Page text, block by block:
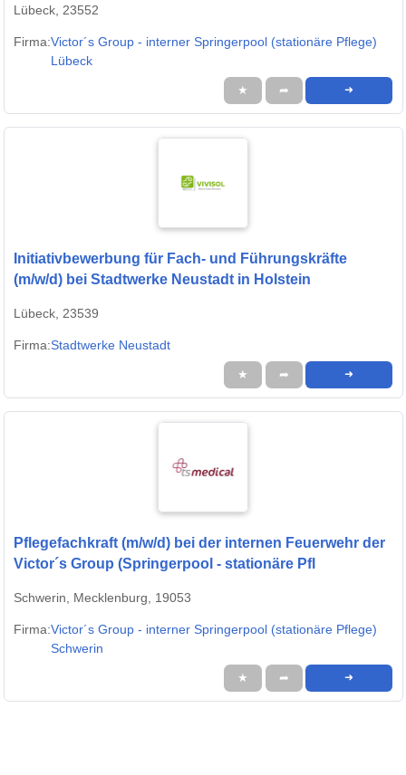
Lübeck, 23552
Firma:Victor´s Group - interner Springerpool (stationäre Pflege)
Lübeck
★ ➦ ➜
Initiativbewerbung für Fach- und Führungskräfte
(m/w/d) bei Stadtwerke Neustadt in Holstein
Lübeck, 23539
Firma:Stadtwerke Neustadt
★ ➦ ➜
Pflegefachkraft (m/w/d) bei der internen Feuerwehr der
Victor´s Group (Springerpool - stationäre Pfl
Schwerin, Mecklenburg, 19053
Firma:Victor´s Group - interner Springerpool (stationäre Pflege)
Schwerin
★ ➦ ➜